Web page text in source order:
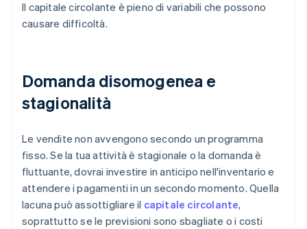
Il capitale circolante è pieno di variabili che possono
causare difficoltà.
Domanda disomogenea e
stagionalità
Le vendite non avvengono secondo un programma
fisso. Se la tua attività è stagionale o la domanda è
fluttuante, dovrai investire in anticipo nell'inventario e
attendere i pagamenti in un secondo momento. Quella
lacuna può assottigliare il capitale circolante,
soprattutto se le previsioni sono sbagliate o i costi